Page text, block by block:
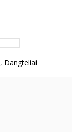
, Dangteliai